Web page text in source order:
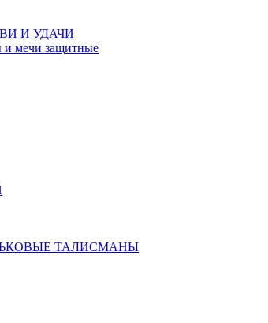
И УДАЧИ
и мечи защитные
ТАЛИСМАНЫ